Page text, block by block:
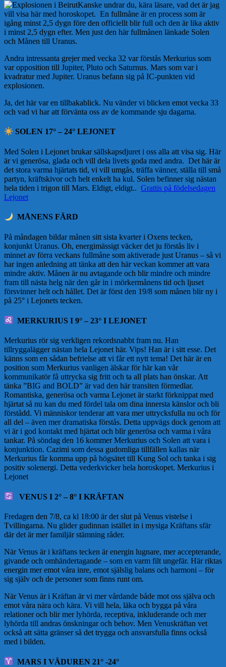
Kanske undrar du, kära läsare, vad det är jag
vill visa här med horoskopet. En fullmåne är en process som är
igång minst 2,5 dygn före den officiellt blir full och den är lika aktiv
i minst 2,5 dygn efter. Men just den här fullmånen länkade Solen
och Månen till Uranus.
Andra intressanta grejer med vecka 32 var förstås Merkurius som
var opposition till Jupiter, Pluto och Saturnus. Mars som var i
kvadratur med Jupiter. Uranus befann sig på IC-punkten vid
explosionen.
Ja, det här var en tillbakablick. Nu vänder vi blicken emot vecka 33
och vad vi har att förvänta oss av de kommande sju dagarna.
SOLEN 17° – 24° LEJONET
Med Solen i Lejonet brukar sällskapsdjuret i oss alla att visa sig. Här
är vi generösa, glada och vill dela livets goda med andra. Det här är
det stora varma hjärtats tid, vi vill umgås, träffa vänner, ställa till små
partyn, kräftskivor och helt enkelt ha kul. Solen befinner sig nästan
hela tiden i trigon till Mars. Eldigt, eldigt.. Grattis på födelsedagen
Lejonet
MÅNENS FÄRD
På måndagen bildar månen sitt sista kvarter i Oxens tecken,
konjunkt Uranus. Oh, energimässigt väcker det ju förstås liv i
minnet av förra veckans fullmåne som aktiverade just Uranus – så vi
har ingen anledning att tänka att den här veckan kommer att vara
mindre aktiv. Månen är nu avtagande och blir mindre och mindre
fram till nästa helg när den går in i mörkermånens tid och ljuset
försvinner helt och hållet. Det är först den 19/8 som månen blir ny i
på 25° i Lejonets tecken.
MERKURIUS I 9° – 23° I LEJONET
Merkurius rör sig verkligen rekordsnabbt fram nu. Han
tillryggalägger nästan hela Lejonet här. Vips! Han är i sitt esse. Det
känns som en sådan befrielse att vi får ett nytt tema! Det här är en
position som Merkurius vanligen älskar för här kan vår
kommunikatör få uttrycka sig fritt och ta all plats han önskar. Att
tänka ”BIG and BOLD” är vad den här transiten förmedlar.
Romantiska, generösa och varma Lejonet är starkt förknippat med
hjärtat så nu kan du med fördel tala om dina innersta känslor och bli
förstådd. Vi människor tenderar att vara mer uttrycksfulla nu och för
all del – även mer dramatiska förstås. Detta uppvägs dock genom att
vi är i god kontakt med hjärtat och blir generösa och varma i våra
tankar. På söndag den 16 kommer Merkurius och Solen att vara i
konjunktion. Cazimi som dessa gudomliga tillfällen kallas när
Merkurius får komma upp på högsätet till Kung Sol och tanka i sig
positiv solenergi. Detta vederkvicker hela horoskopet. Merkurius i
Lejonet
VENUS I 2° – 8° I KRÄFTAN
Fredagen den 7/8, ca kl 18:00 är det slut på Venus vistelse i
Tvillingarna. Nu glider gudinnan istället in i mysiga Kräftans sfär
där det är mer familjär stämning råder.
När Venus är i kräftans tecken är energin lugnare, mer accepterande,
givande och omhändertagande – som en varm filt ungefär. Här riktas
energin mer emot våra inre, emot själslig balans och harmoni – för
sig själv och de personer som finns runt om.
När Venus är i Kräftan är vi mer vårdande både mot oss själva och
emot våra nära och kära. Vi vill hela, läka och bygga på våra
relationer och blir mer lyhörda, receptiva, inkluderande och mer
lyhörda till andras önskningar och behov. Men Venuskräftan vet
också att sätta gränser så det trygga och ansvarsfulla finns också
med i bilden.
MARS I VÄDUREN 21° -24°